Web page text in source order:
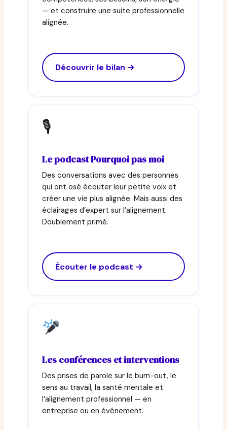
— et construire une suite professionnelle
alignée.
Découvrir le bilan →
🎙
Le podcast Pourquoi pas moi
Des conversations avec des personnes
qui ont osé écouter leur petite voix et
créer une vie plus alignée. Mais aussi des
éclairages d’expert sur l’alignement.
Doublement primé.
Écouter le podcast →
Les conférences et interventions
Des prises de parole sur le burn-out, le
sens au travail, la santé mentale et
l’alignement professionnel — en
entreprise ou en événement.